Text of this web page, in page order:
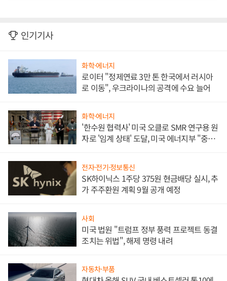
인기기사
화학·에너지
로이터 "정제연료 3만 톤 한국에서 러시아
로 이동", 우크라이나의 공격에 수요 늘어
화학·에너지
'한수원 협력사' 미국 오클로 SMR 연구용 원
자로 '임계 상태' 도달, 미국 에너지부 "중요
전자·전기·정보통신
SK하이닉스 1주당 375원 현금배당 실시, 추
가 주주환원 계획 9월 공개 예정
사회
미국 법원 "트럼프 정부 풍력 프로젝트 동결
조치는 위법", 해제 명령 내려
자동차·부품